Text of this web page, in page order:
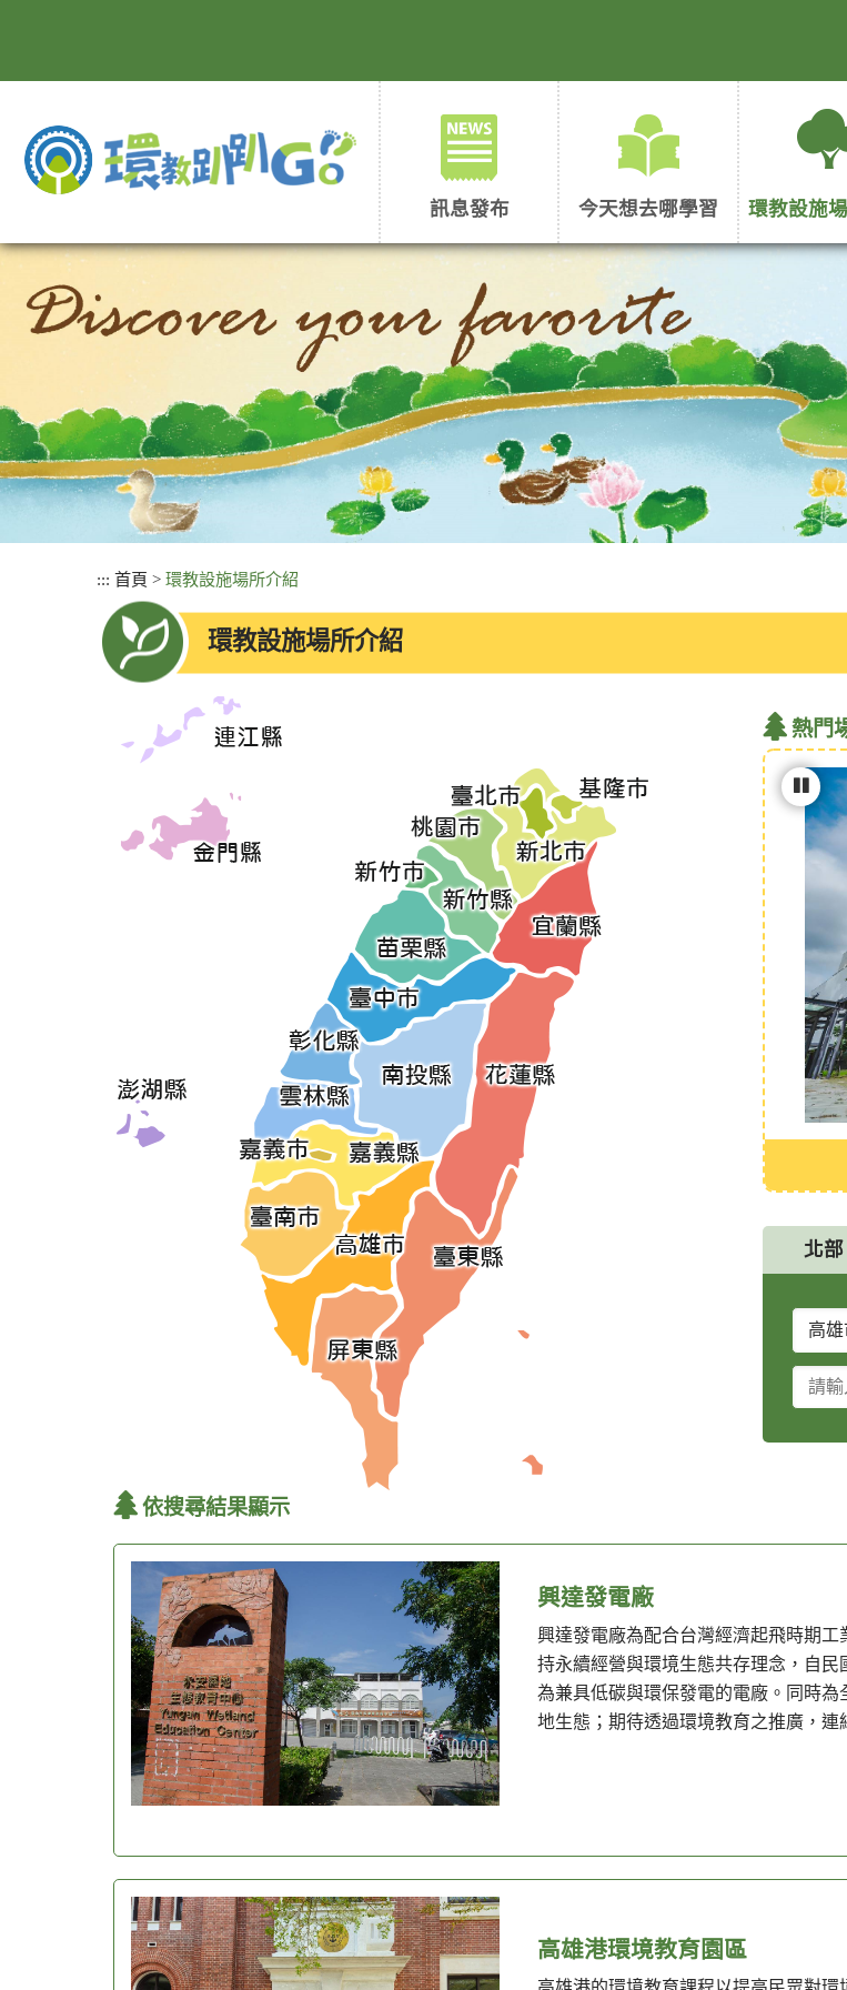
要
訊息發布 今天想去哪學習 環教設施
::: 首頁 > 環教設施場所介紹
環教設施場所介紹
熱門
尖山埤環境學習中心
北部
縣
別
關
鍵
依搜尋結果顯示
興達發電廠
興達發電廠為配合台灣經濟起飛時期
持永續經營與環境生態共存理念，自民
為兼具低碳與環保發電的電廠。同時
地生態；期待透過環境教育之推廣，連
高雄港環境教育園區